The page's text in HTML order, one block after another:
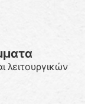
λειτουργικών